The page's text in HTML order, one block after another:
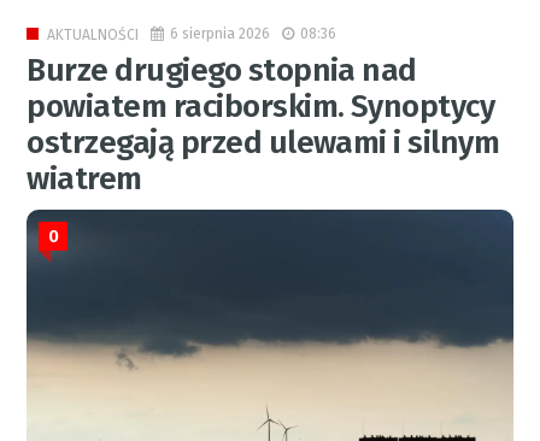
AKTUALNOŚCI 6 sierpnia 2026 08:36
Burze drugiego stopnia nad
powiatem raciborskim. Synoptycy
ostrzegają przed ulewami i silnym
wiatrem
0